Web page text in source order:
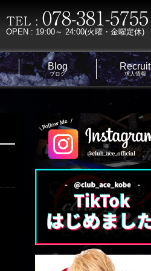
OPEN : 19:00～ 24:00(火曜・金曜定休)
Blog
ブログ
Recruit
求人情報